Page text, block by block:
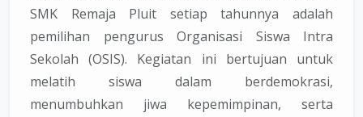
SMK Remaja Pluit setiap tahunnya adalah
pemilihan pengurus Organisasi Siswa Intra
Sekolah (OSIS). Kegiatan ini bertujuan untuk
melatih siswa dalam berdemokrasi,
menumbuhkan jiwa kepemimpinan, serta